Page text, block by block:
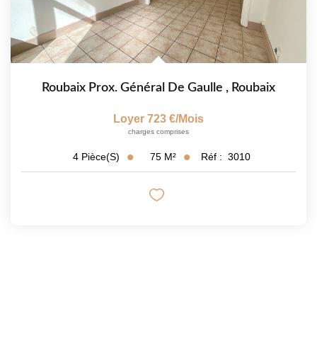
Roubaix Prox. Général De Gaulle , Roubaix
Loyer 723 €/mois
charges comprises
4 Pièce(s) 75 M² Réf : 3010